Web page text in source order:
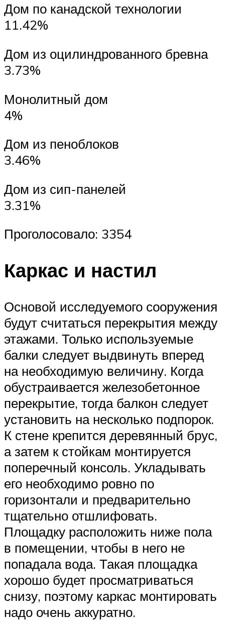
Дом по канадской технологии
11.42%
Дом из оцилиндрованного бревна
3.73%
Монолитный дом
4%
Дом из пеноблоков
3.46%
Дом из сип-панелей
3.31%
Проголосовало: 3354
Каркас и настил
Основой исследуемого сооружения
будут считаться перекрытия между
этажами. Только используемые
балки следует выдвинуть вперед
на необходимую величину. Когда
обустраивается железобетонное
перекрытие, тогда балкон следует
установить на несколько подпорок.
К стене крепится деревянный брус,
а затем к стойкам монтируется
поперечный консоль. Укладывать
его необходимо ровно по
горизонтали и предварительно
тщательно отшлифовать.
Площадку расположить ниже пола
в помещении, чтобы в него не
попадала вода. Такая площадка
хорошо будет просматриваться
снизу, поэтому каркас монтировать
надо очень аккуратно.